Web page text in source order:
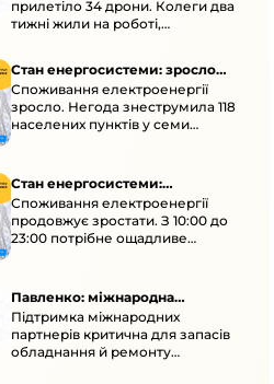
прилетіло 34 дрони. Колеги два
тижні жили на роботі,
Стан енергосистеми: зросло
споживання через негоду
Споживання електроенергії
зросло. Негода знеструмила 118
населених пунктів у семи
областях. Обмежте
електроприладами 10:00–23:00.
Стан енергосистеми:
споживання зростає
Споживання електроенергії
продовжує зростати. З 10:00 до
23:00 потрібне ощадливе
енергоспоживання, а
перенести на нічні години.
Павленко: міжнародна
підтримка для стійкості
енергосистеми
Підтримка міжнародних
партнерів критична для запасів
обладнання й ремонту